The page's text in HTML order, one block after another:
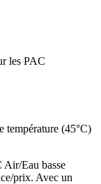
les PAC
température (45°C)
Eau basse
prix. Avec un